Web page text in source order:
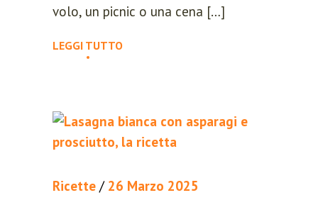
volo, un picnic o una cena […]
LEGGI TUTTO
Ricette / 26 Marzo 2025